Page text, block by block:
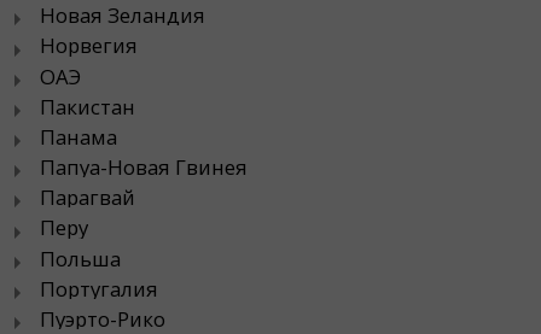
Новая Зеландия
Норвегия
ОАЭ
Пакистан
Панама
Папуа-Новая Гвинея
Парагвай
Перу
Польша
Португалия
Пуэрто-Рико